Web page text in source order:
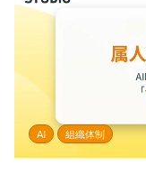
AI 組織体制